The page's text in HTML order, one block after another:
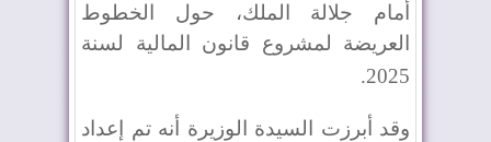
أمام جلالة الملك، حول الخطوط
العريضة لمشروع قانون المالية لسنة
2025
.
وقد أبرزت السيدة الوزيرة أنه تم إعداد